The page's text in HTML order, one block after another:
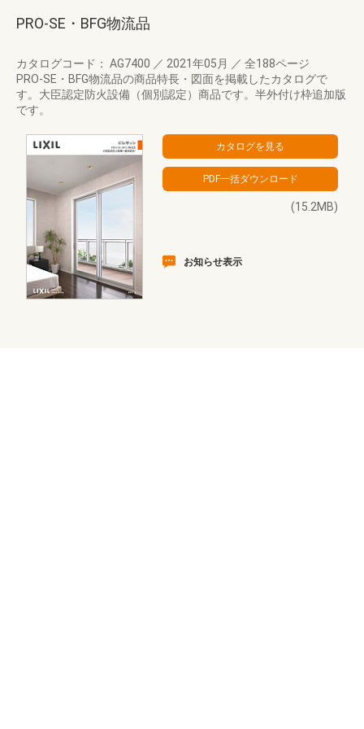
PRO-SE・BFG物流品
カタログコード： AG7400 ／ 2021年05月 ／ 全188ページ
PRO-SE・BFG物流品の商品特長・図面を掲載したカタログで
す。大臣認定防火設備（個別認定）商品です。半外付け枠追加版
です。
(15.2MB)
お知らせ表示